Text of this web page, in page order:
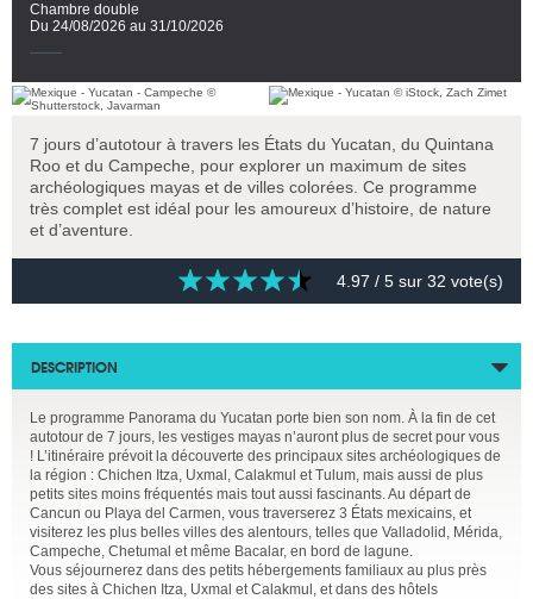
Chambre double
Du 24/08/2026 au 31/10/2026
7 jours d’autotour à travers les États du Yucatan, du Quintana
Roo et du Campeche, pour explorer un maximum de sites
archéologiques mayas et de villes colorées. Ce programme
très complet est idéal pour les amoureux d’histoire, de nature
et d’aventure.
4.97 / 5 sur 32 vote(s)
DESCRIPTION
Le programme Panorama du Yucatan porte bien son nom. À la fin de cet
autotour de 7 jours, les vestiges mayas n’auront plus de secret pour vous
! L’itinéraire prévoit la découverte des principaux sites archéologiques de
la région : Chichen Itza, Uxmal, Calakmul et Tulum, mais aussi de plus
petits sites moins fréquentés mais tout aussi fascinants. Au départ de
Cancun ou Playa del Carmen, vous traverserez 3 États mexicains, et
visiterez les plus belles villes des alentours, telles que Valladolid, Mérida,
Campeche, Chetumal et même Bacalar, en bord de lagune.
Vous séjournerez dans des petits hébergements familiaux au plus près
des sites à Chichen Itza, Uxmal et Calakmul, et dans des hôtels